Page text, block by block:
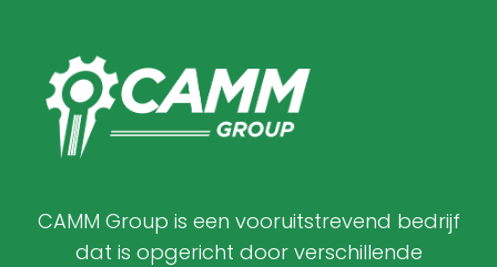
CAMM Group is een vooruitstrevend bedrijf
dat is opgericht door verschillende